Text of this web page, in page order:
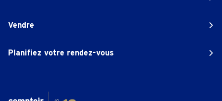
Vendre
Planifiez votre rendez-vous